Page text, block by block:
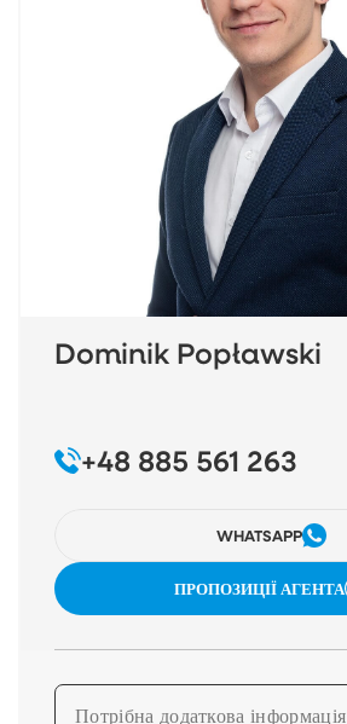
Dominik Popławski
+48 885 561 263
WHATSAPP
ПРОПОЗИЦІЇ АГЕНТА
Потрібна додаткова інформація